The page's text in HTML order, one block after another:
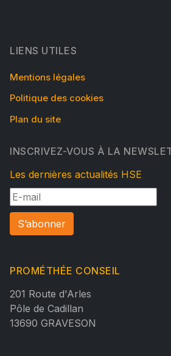
LIENS UTILES
Mentions légales
Politique des cookies
Plan du site
INSCRIVEZ-VOUS À LA
Les dernières actualités HSE
S’abonner
PROMÉTHÉE CONSEIL
201 Route d'Arles
Pôle de Cadillan
13690 GRAVESON